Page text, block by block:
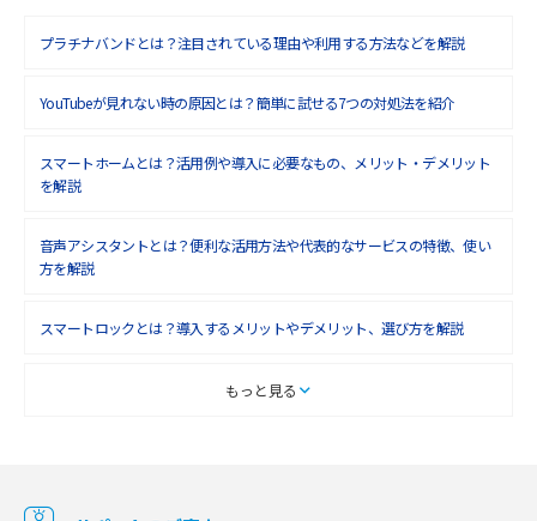
プラチナバンドとは？注目されている理由や利用する方法などを解説
YouTubeが見れない時の原因とは？簡単に試せる7つの対処法を紹介
スマートホームとは？活用例や導入に必要なもの、メリット・デメリット
を解説
音声アシスタントとは？便利な活用方法や代表的なサービスの特徴、使い
方を解説
スマートロックとは？導入するメリットやデメリット、選び方を解説
スマートテレビとは？特徴や選び方、使い方をわかりやすく解説
マンションで使えるWi-Fiは？種類ごとの特徴や選び方を紹介
もっと見る